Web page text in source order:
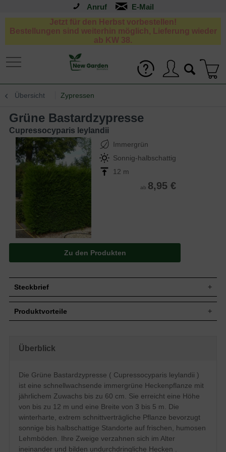
Anruf
Jetzt für den Herbst vorbestellen!
Bestellungen sind weiterhin möglich, Lieferung wieder
ab KW 38.
Übersicht Zypressen
Grüne Bastardzypresse
Cupressocyparis leylandii
Immergrün
Sonnig-halbschattig
12 m
ab 8,95 €
Zu den Produkten
Steckbrief
Zuwachs
Frucht
Braune Fruchtkugeln, nicht zum Verzehr
geeignet
Blüte
Unscheinbar, im März und April
Rinde
Braungrau
Boden
Insgesamt relativ standorttolerant,
bevorzugt jedoch frische bis feuchte,
humose und nährstoffreiche Lehmböden
Standort
Sonnig bis halbschattig
Produktvorteile
sehr schnellwüchsig
im Alter absolut undurchdringliche
Hecke (verzahnt ineinander)
salztolerant (Küstennähe)
schnellwüchsig, somit regelmäßiger
Beschnitt
in jungen Jahren noch
lockerer Aufbau
Überblick
Die Grüne Bastardzypresse ( Cupressocyparis leylandii )
ist eine schnellwachsende immergrüne Heckenpflanze mit
jährlichem Zuwachs bis zu 60 cm. Sie erreicht eine Höhe
von bis zu 12 m und eine Breite von 3 bis 5 m. Die
winterharte, extrem schnittverträgliche Pflanze bevorzugt
sonnige bis halbschattige Standorte auf frischen, humosen
Lehmböden. Ihre Zweige verzahnen sich im Alter
ineinander und bilden undurchdringliche Hecken .